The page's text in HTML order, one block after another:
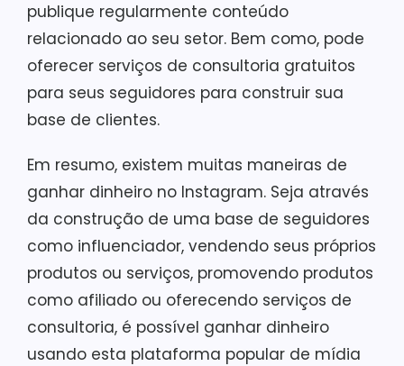
publique regularmente conteúdo
relacionado ao seu setor. Bem como, pode
oferecer serviços de consultoria gratuitos
para seus seguidores para construir sua
base de clientes.
Em resumo, existem muitas maneiras de
ganhar dinheiro no Instagram. Seja através
da construção de uma base de seguidores
como influenciador, vendendo seus próprios
produtos ou serviços, promovendo produtos
como afiliado ou oferecendo serviços de
consultoria, é possível ganhar dinheiro
usando esta plataforma popular de mídia